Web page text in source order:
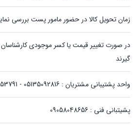
زمان تحویل کالا در حضور مامور پست بررسی
در صورت تغییر قیمت یا کسر موجودی
گیرند
واحد پشتیبانی مشتریان : 05135092816 - 09157153791
پشیتبانی فنی : 09058048656